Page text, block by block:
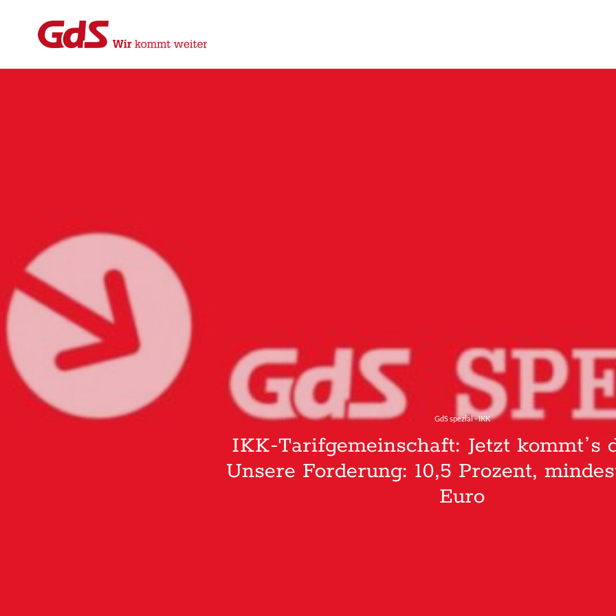
GdS spezial - IKK
IKK-Tarifgemeinschaft: Jetzt kommtʼs
Unsere Forderung: 10,5 Prozent,
Euro